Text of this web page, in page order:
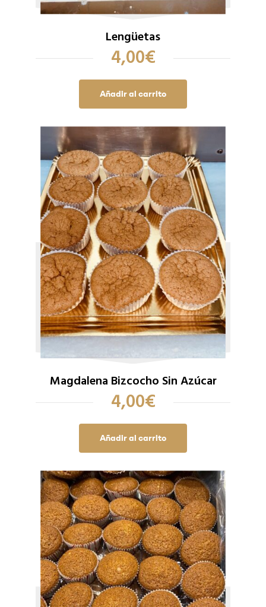
Lengüetas
4,00€
Añadir al carrito
Magdalena Bizcocho Sin Azúcar
4,00€
Añadir al carrito